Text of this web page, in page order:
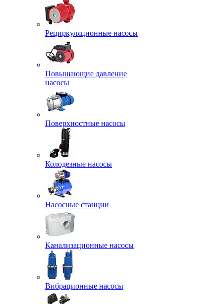
Рециркуляционные насосы
Повышающие давление
насосы
Поверхностные насосы
Колодезные насосы
Насосные станции
Канализационные насосы
Вибрационные насосы